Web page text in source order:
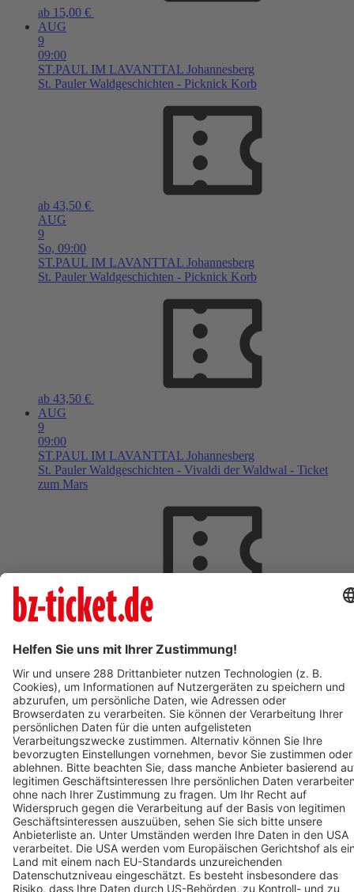
ab 15,00 €
AUG
9
09:00
ST.PAUL IM LAVANTTAL Johannesberg
St. Pauler Waldgeschichten - Picknick Korb
ab 43,50 €
AUG
9
So, 09:00
ST.PAUL IM LAVANTTAL Johannesberg
St. Pauler Waldgeschichten - Picknick Korb
ab 43,50 €
AUG
9
09:00
ST.PAUL IM LAVANTTAL Johannesberg
St. Pauler Waldgeschichten - Vivaldi der Waldwal - Ticket
zum Mars
ab 18,00 €
AUG
So, 09:00
St. Pauler Waldgeschichten - Vivaldi der Waldwal - Ticket
zum Mars
ab 18,00 €
AUG
9
09:00
OBERHAUSEN OBEX | Oberhausen
POLAR EXPERIENCE - Die immersive Ausstellung